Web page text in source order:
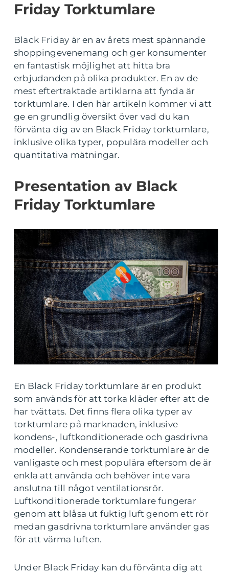
Friday Torktumlare
Black Friday är en av årets mest spännande
shoppingevenemang och ger konsumenter
en fantastisk möjlighet att hitta bra
erbjudanden på olika produkter. En av de
mest eftertraktade artiklarna att fynda är
torktumlare. I den här artikeln kommer vi att
ge en grundlig översikt över vad du kan
förvänta dig av en Black Friday torktumlare,
inklusive olika typer, populära modeller och
quantitativa mätningar.
Presentation av Black
Friday Torktumlare
En Black Friday torktumlare är en produkt
som används för att torka kläder efter att de
har tvättats. Det finns flera olika typer av
torktumlare på marknaden, inklusive
kondens-, luftkonditionerade och gasdrivna
modeller. Kondenserande torktumlare är de
vanligaste och mest populära eftersom de är
enkla att använda och behöver inte vara
anslutna till något ventilationsrör.
Luftkonditionerade torktumlare fungerar
genom att blåsa ut fuktig luft genom ett rör
medan gasdrivna torktumlare använder gas
för att värma luften.
Under Black Friday kan du förvänta dig att